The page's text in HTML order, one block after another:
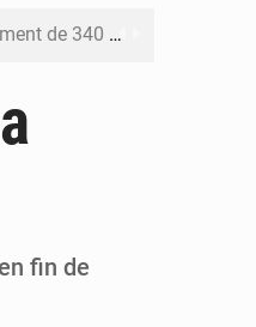
la Vision Sénégal 2050
et de l’électricité
fin de